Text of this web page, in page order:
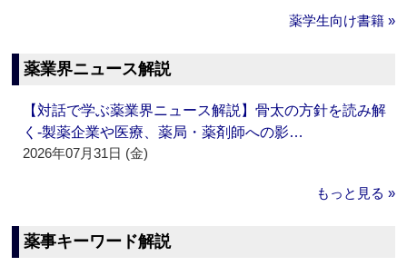
薬学生向け書籍 »
薬業界ニュース解説
【対話で学ぶ薬業界ニュース解説】骨太の方針を読み解
く‐製薬企業や医療、薬局・薬剤師への影…
2026年07月31日 (金)
もっと見る »
薬事キーワード解説